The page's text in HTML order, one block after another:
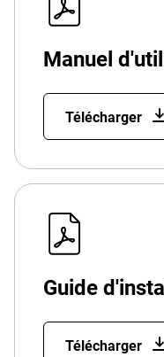
Manuel
Télécharger
Guide
Télécharger